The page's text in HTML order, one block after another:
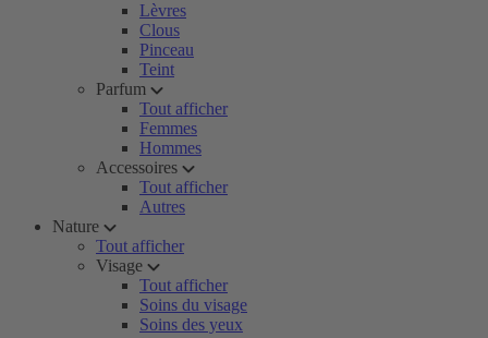
Lèvres
Clous
Pinceau
Teint
Parfum
Tout afficher
Femmes
Hommes
Accessoires
Tout afficher
Autres
Nature
Tout afficher
Visage
Tout afficher
Soins du visage
Soins des yeux